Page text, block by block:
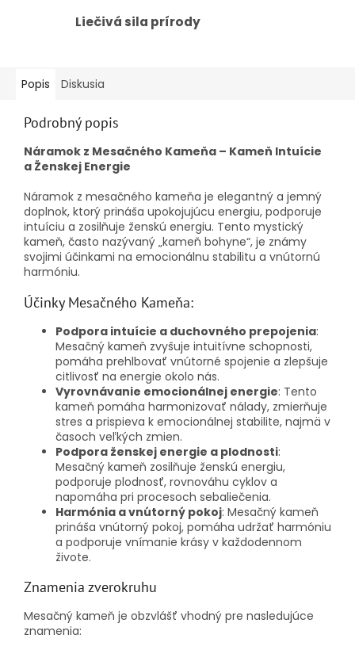
Liečivá sila prírody
Popis Diskusia
Podrobný popis
Náramok z Mesačného Kameňa – Kameň Intuície
a Ženskej Energie
Náramok z mesačného kameňa je elegantný a jemný
doplnok, ktorý prináša upokojujúcu energiu, podporuje
intuíciu a zosilňuje ženskú energiu. Tento mystický
kameň, často nazývaný „kameň bohyne“, je známy
svojimi účinkami na emocionálnu stabilitu a vnútornú
harmóniu.
Účinky Mesačného Kameňa:
Podpora intuície a duchovného prepojenia:
Mesačný kameň zvyšuje intuitívne schopnosti,
pomáha prehlbovať vnútorné spojenie a zlepšuje
citlivosť na energie okolo nás.
Vyrovnávanie emocionálnej energie: Tento
kameň pomáha harmonizovať nálady, zmierňuje
stres a prispieva k emocionálnej stabilite, najmä v
časoch veľkých zmien.
Podpora ženskej energie a plodnosti:
Mesačný kameň zosilňuje ženskú energiu,
podporuje plodnosť, rovnováhu cyklov a
napomáha pri procesoch sebaliečenia.
Harmónia a vnútorný pokoj: Mesačný kameň
prináša vnútorný pokoj, pomáha udržať harmóniu
a podporuje vnímanie krásy v každodennom
živote.
Znamenia zverokruhu
Mesačný kameň je obzvlášť vhodný pre nasledujúce
znamenia: